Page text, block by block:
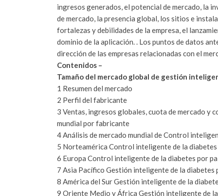
ingresos generados, el potencial de mercado, la
de mercado, la presencia global, los sitios e
fortalezas y debilidades de la empresa, el
dominio de la aplicación. . Los puntos de datos
dirección de las empresas relacionadas con el
Contenidos –
Tamaño del mercado global de gestión
1 Resumen del mercado
2 Perfil del fabricante
3 Ventas, ingresos globales, cuota de mercado y
mundial por fabricante
4 Análisis de mercado mundial de Control
5 Norteamérica Control inteligente de la diabetes
6 Europa Control inteligente de la diabetes por
7 Asia Pacífico Gestión inteligente de la diabetes
8 América del Sur Gestión inteligente de la
9 Oriente Medio y África Gestión inteligente de